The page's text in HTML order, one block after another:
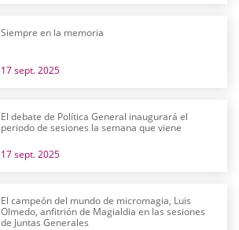
Siempre en la memoria
17 sept. 2025
El debate de Política General inaugurará el
periodo de sesiones la semana que viene
17 sept. 2025
El campeón del mundo de micromagia, Luis
Olmedo, anfitrión de Magialdia en las sesiones
de Juntas Generales